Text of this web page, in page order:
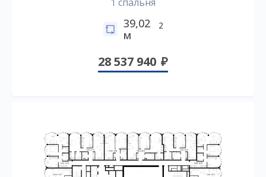
39,02
м
2
28 537 940